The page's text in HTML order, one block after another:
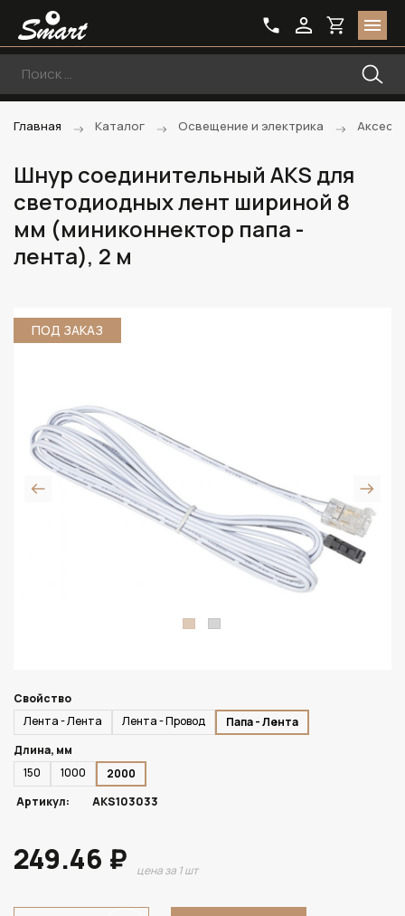
Главная Каталог Освещение и электрика
Шнур соединительный AKS для
светодиодных лент шириной 8
мм (миниконнектор папа -
лента), 2 м
ПОД ЗАКАЗ
Свойство
Лента - Лента
Лента - Провод
Папа - Лента
Длина, мм
150
1000
2000
Артикул:
AKS103033
249.46 ₽ цена за 1 шт